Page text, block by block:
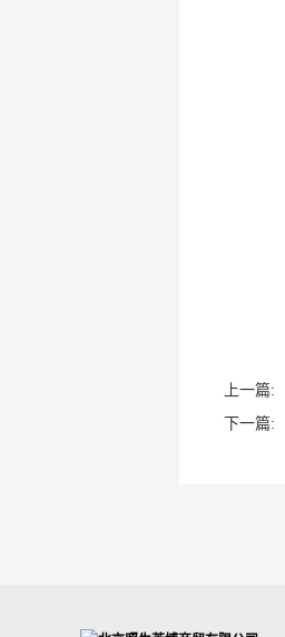
上一篇:
下一篇: